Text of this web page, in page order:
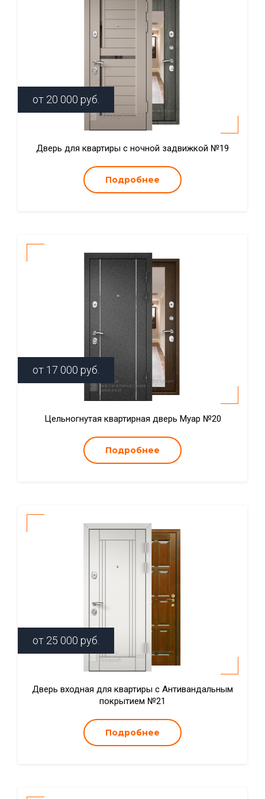
от 20 000 руб.
Дверь для квартиры с ночной задвижкой №19
Подробнее
от 17 000 руб.
Цельногнутая квартирная дверь Муар №20
Подробнее
от 25 000 руб.
Дверь входная для квартиры с Антивандальным
покрытием №21
Подробнее